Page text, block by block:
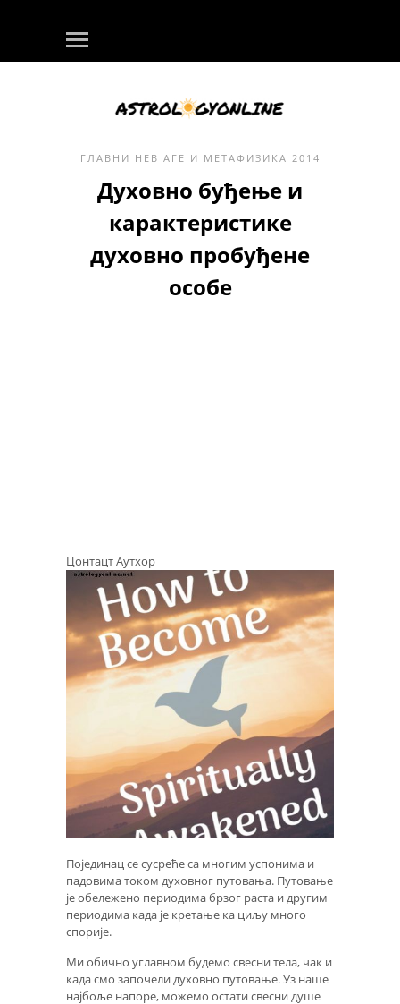
ГЛАВНИ НЕВ АГЕ И МЕТАФИЗИКА 2014
Духовно буђење и
карактеристике
духовно пробуђене
особе
Цонтацт Аутхор
Појединац се сусреће са многим успонима и
падовима током духовног путовања. Путовање
је обележено периодима брзог раста и другим
периодима када је кретање ка циљу много
спорије.
Ми обично углавном будемо свесни тела, чак и
када смо започели духовно путовање. Уз наше
најбоље напоре, можемо остати свесни душе